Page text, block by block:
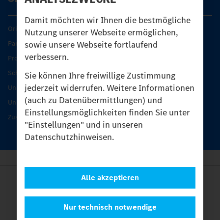
Damit möchten wir Ihnen die bestmögliche
Nutzung unserer Webseite ermöglichen,
sowie unsere Webseite fortlaufend
verbessern.
Sie können Ihre freiwillige Zustimmung
jederzeit widerrufen. Weitere Informationen
(auch zu Datenübermittlungen) und
Einstellungsmöglichkeiten finden Sie unter
"Einstellungen" und in unseren
Datenschutzhinweisen.
Nur technisch notwendige
Alle akzeptieren
Original-Teile
Partner finden
Produkt-Highlights
Schutz und Werterhalt
Unimog Serviceangebot
Unimog Servicetage
Zusatzleistungen
Anbieter
Kontakt